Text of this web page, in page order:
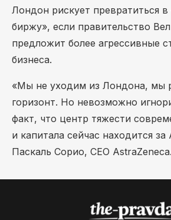
Лондон рискует превратиться
биржу», если правительство
предложит более агрессивные
бизнеса.
«Мы не уходим из Лондона, мы
горизонт. Но невозможно
факт, что центр тяжести
и капитала сейчас находится
Паскаль Сорио, CEO AstraZeneca.